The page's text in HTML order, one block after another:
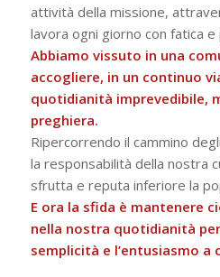
attività della missione,
lavora ogni giorno con fatica e
Abbiamo vissuto in una
accogliere, in un continuo
quotidianità imprevedibile,
preghiera.
Ripercorrendo il cammino
la responsabilità della nostra
sfrutta e reputa inferiore la
E ora la sfida è mantenere
nella nostra quotidianità
semplicità e l’entusiasmo a